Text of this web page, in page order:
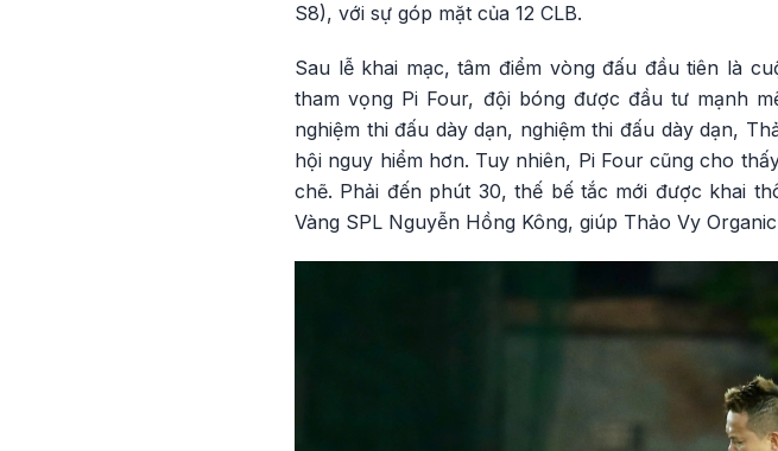
S8), với sự góp mặt của 12 CLB.
Sau lễ khai mạc, tâm điểm vòng đấu đầu tiên là
tham vọng Pi Four, đội bóng được đầu tư mạnh
nghiệm thi đấu dày dạn, nghiệm thi đấu dày dạn,
hội nguy hiểm hơn. Tuy nhiên, Pi Four cũng cho
chẽ. Phải đến phút 30, thế bế tắc mới được khai
Vàng SPL Nguyễn Hồng Kông, giúp Thảo Vy